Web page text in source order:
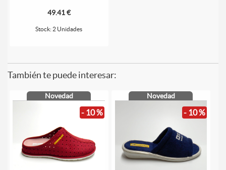
49.41 €
Stock: 2 Unidades
También te puede interesar:
Novedad
- 10 %
Novedad
- 10 %